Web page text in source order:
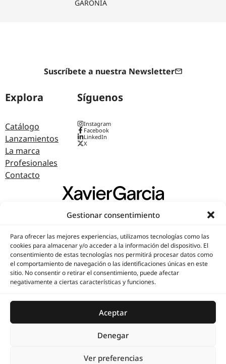
Gestionar consentimiento
Para ofrecer las mejores experiencias, utilizamos tecnologías como las
cookies para almacenar y/o acceder a la información del dispositivo. El
consentimiento de estas tecnologías nos permitirá procesar datos como
el comportamiento de navegación o las identificaciones únicas en este
sitio. No consentir o retirar el consentimiento, puede afectar
negativamente a ciertas características y funciones.
Aceptar
Denegar
Ver preferencias
GARONIA
Suscríbete a nuestra Newsletter
Explora
Catálogo
Lanzamientos
La marca
Profesionales
Contacto
Síguenos
Instagram
Facebook
LinkedIn
X
© 2026, XAVIER GARCIA
Emblema de la Unión Europea
Proyecto financiado por la Unión Europea –
NextGenerationEU, en el marco delPlan de
Recuperación, Transformación y Resiliencia
UE.